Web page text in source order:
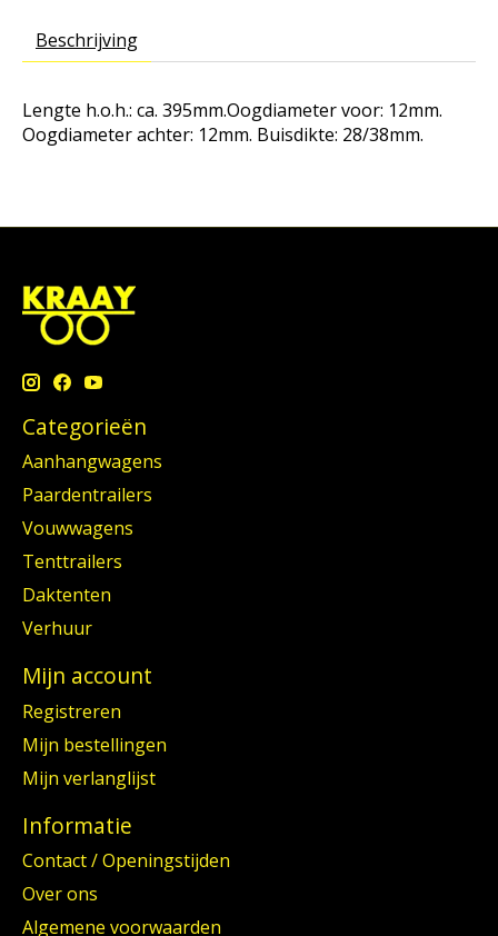
Beschrijving
Lengte h.o.h.: ca. 395mm.Oogdiameter voor: 12mm.
Oogdiameter achter: 12mm. Buisdikte: 28/38mm.
Categorieën
Aanhangwagens
Paardentrailers
Vouwwagens
Tenttrailers
Daktenten
Verhuur
Mijn account
Registreren
Mijn bestellingen
Mijn verlanglijst
Informatie
Contact / Openingstijden
Over ons
Algemene voorwaarden